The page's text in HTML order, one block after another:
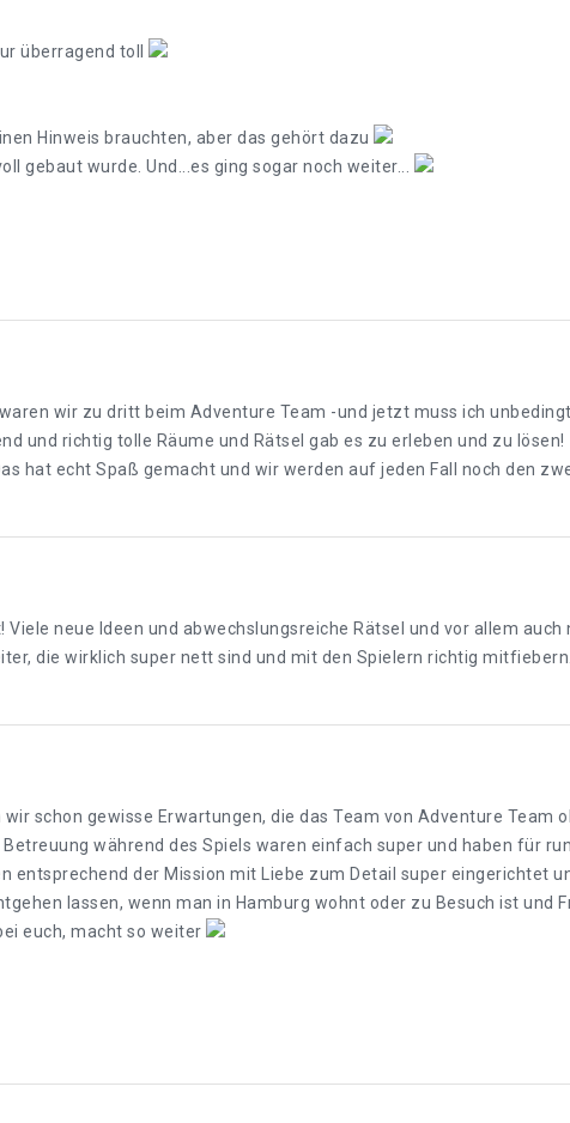
überragend toll
Hinweis brauchten, aber das gehört dazu
gebaut wurde. Und...es ging sogar noch weiter...
wir zu dritt beim Adventure Team -und jetzt muss ich
und richtig tolle Räume und Rätsel gab es zu erleben und zu lösen!
hat echt Spaß gemacht und wir werden auf jeden Fall noch den
neue Ideen und abwechslungsreiche Rätsel und vor allem auch
die wirklich super nett sind und mit den Spielern richtig
schon gewisse Erwartungen, die das Team von Adventure Team
während des Spiels waren einfach super und haben für
entsprechend der Mission mit Liebe zum Detail super eingerichtet
lassen, wenn man in Hamburg wohnt oder zu Besuch ist und
euch, macht so weiter